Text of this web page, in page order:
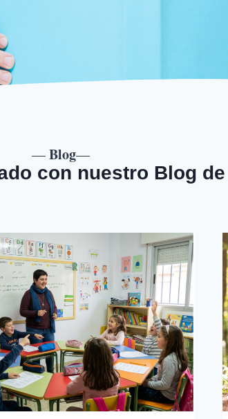
—Blog—
con nuestro Blog